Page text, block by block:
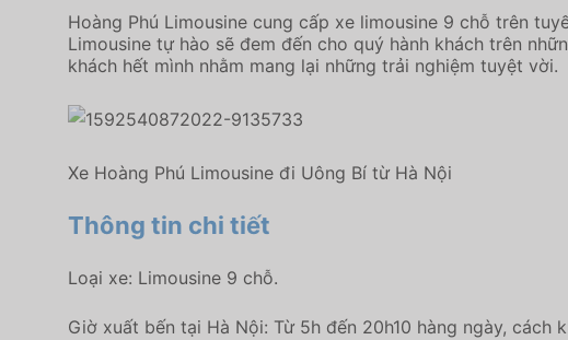
Hoàng Phú Limousine cung cấp xe limousine 9 chỗ trên
Limousine tự hào sẽ đem đến cho quý hành khách trên
khách hết mình nhằm mang lại những trải nghiệm tuyệt vời.
Xe Hoàng Phú Limousine đi Uông Bí từ Hà Nội
Thông tin chi tiết
Loại xe: Limousine 9 chỗ.
Giờ xuất bến tại Hà Nội: Từ 5h đến 20h10 hàng ngày, cách